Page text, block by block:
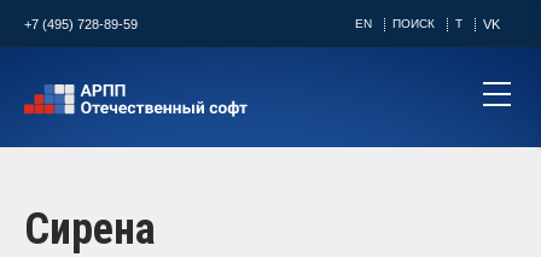
+7 (495) 728-89-59 EN ПОИСК T VK
Сирена